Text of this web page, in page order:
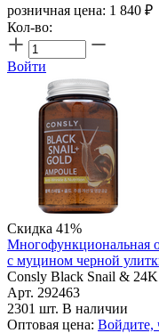
розничная цена: 1 840 ₽
Кол-во:
Войти
Скидка 41%
Многофункциональная
с муцином черной
Consly Black Snail &
Арт. 292463
2301 шт. В наличии
Оптовая цена: Войдите,